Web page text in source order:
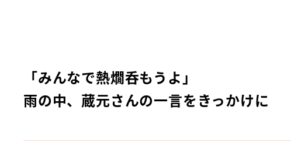
「みんなで熱燗呑もうよ」
雨の中、蔵元さんの一言をきっかけに